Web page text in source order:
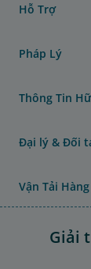
Hỗ Trợ
Pháp Lý
Thông Tin
Đại lý & Đối
Vận Tải
Giải